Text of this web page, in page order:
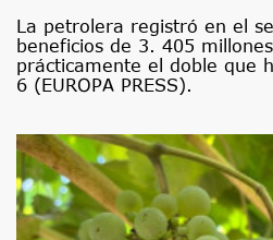
La petrolera registró en el
beneficios de 3. 405
prácticamente el doble que
6 (EUROPA PRESS).